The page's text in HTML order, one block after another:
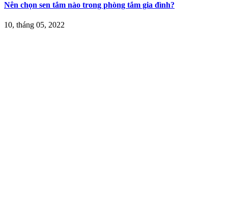
Nên chọn sen tắm nào trong phòng tắm gia đình?
10, tháng 05, 2022